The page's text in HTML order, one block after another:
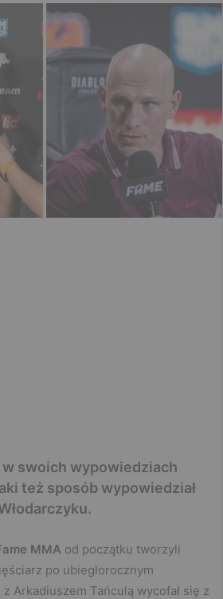
swoich wypowiedziach
też sposób wypowiedział
MMA od początku tworzyli
po ubiegłorocznym
Arkadiuszem Tańculą wycofał się z